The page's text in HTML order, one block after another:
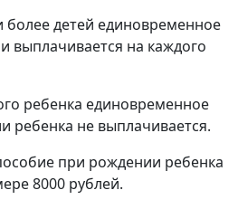
более детей единовременное
выплачивается на каждого
ребенка единовременное
ребенка не выплачивается.
при рождении ребенка
8000 рублей.